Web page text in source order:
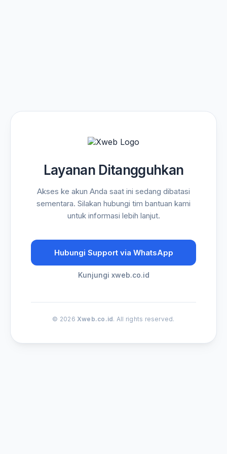
Layanan Ditangguhkan
Akses ke akun Anda saat ini sedang dibatasi
sementara. Silakan hubungi tim bantuan kami
untuk informasi lebih lanjut.
Hubungi Support via WhatsApp
Kunjungi xweb.co.id
© 2026 Xweb.co.id. All rights reserved.